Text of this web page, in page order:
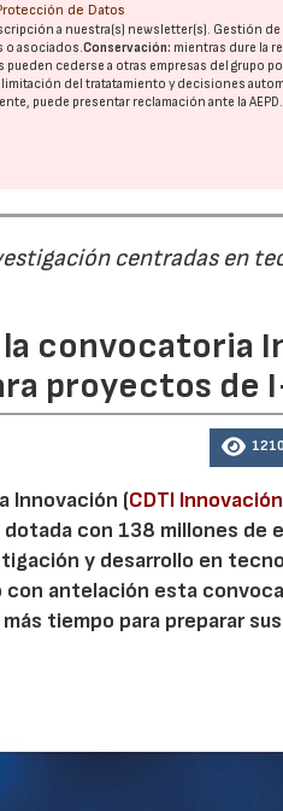
de Datos
a nuestra(s) newsletter(s). Gestión
o asociados.Conservación: mientras dure la
pueden cederse a otras empresas del grupo
del tratatamiento y decisiones
puede presentar reclamación ante laAEPD.
centradas en
convocatoria
proyectos de
1210
Innovación (CDTI Innovación
con 138 millones de
y desarrollo en
antelación esta
tiempo para preparar